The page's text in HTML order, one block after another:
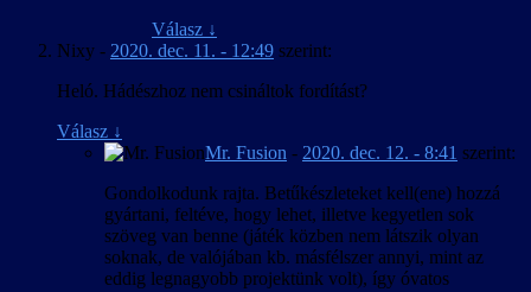
Válasz ↓
Nixy - 2020. dec. 11. - 12:49 szerint:
Heló. Hádészhoz nem csináltok fordítást?
Válasz ↓
Mr. Fusion - 2020. dec. 12. - 8:41 szerint:
Gondolkodunk rajta. Betűkészleteket kell(ene) hozzá
gyártani, feltéve, hogy lehet, illetve kegyetlen sok
szöveg van benne (játék közben nem látszik olyan
soknak, de valójában kb. másfélszer annyi, mint az
eddig legnagyobb projektünk volt), így óvatos